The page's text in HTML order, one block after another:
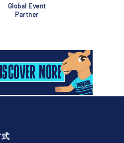
Global Event
Partner